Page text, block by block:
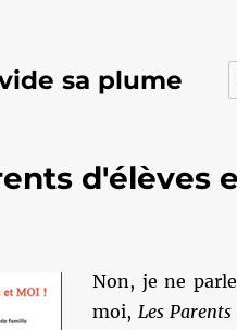
sa plume
d'élèves
Non, je ne
moi, Les Parents